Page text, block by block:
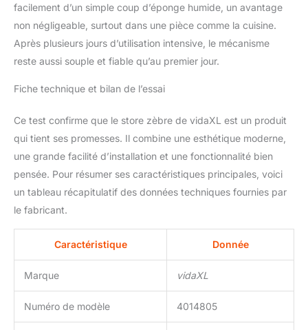
facilement d’un simple coup d’éponge humide, un avantage
non négligeable, surtout dans une pièce comme la cuisine.
Après plusieurs jours d’utilisation intensive, le mécanisme
reste aussi souple et fiable qu’au premier jour.
Fiche technique et bilan de l’essai
Ce test confirme que le store zèbre de vidaXL est un produit
qui tient ses promesses. Il combine une esthétique moderne,
une grande facilité d’installation et une fonctionnalité bien
pensée. Pour résumer ses caractéristiques principales, voici
un tableau récapitulatif des données techniques fournies par
le fabricant.
Caractéristique Donnée
Marque vidaXL
Numéro de modèle 4014805